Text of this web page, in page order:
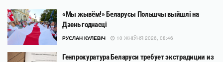
«Мы жывём!» Беларусы Польшчы выйшлі на
Дзень годнасці
РУСЛАН КУЛЕВІЧ 10 ЖНІЎНЯ 2026, 08:46
Генпрокуратура Беларуси требует экстрадиции из